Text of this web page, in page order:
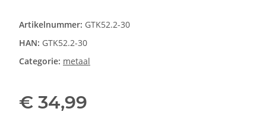
Artikelnummer: GTK52.2-30
HAN: GTK52.2-30
Categorie: metaal
€ 34,99